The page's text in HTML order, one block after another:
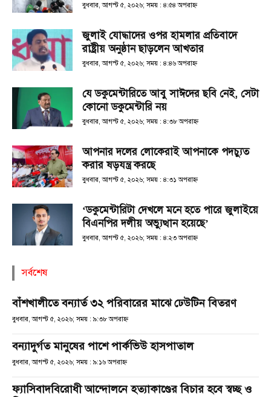
বুধবার, আগস্ট ৫, ২০২৬; সময় : ৪:৫৪ অপরাহ্ণ
জুলাই যোদ্ধাদের ওপর হামলার প্রতিবাদে
রাষ্ট্রীয় অনুষ্ঠান ছাড়লেন আখতার
বুধবার, আগস্ট ৫, ২০২৬; সময় : ৪:৪৬ অপরাহ্ণ
যে ডকুমেন্টারিতে আবু সাঈদের ছবি নেই, সেটা
কোনো ডকুমেন্টারি নয়
বুধবার, আগস্ট ৫, ২০২৬; সময় : ৪:৩৮ অপরাহ্ণ
আপনার দলের লোকেরাই আপনাকে পদচ্যুত
করার ষড়যন্ত্র করছে
বুধবার, আগস্ট ৫, ২০২৬; সময় : ৪:৩১ অপরাহ্ণ
‘ডকুমেন্টারিটা দেখলে মনে হতে পারে জুলাইয়ে
বিএনপির দলীয় অভ্যুত্থান হয়েছে’
বুধবার, আগস্ট ৫, ২০২৬; সময় : ৪:২৩ অপরাহ্ণ
সর্বশেষ
বাঁশখালীতে বন্যার্ত ৩২ পরিবারের মাঝে ঢেউটিন বিতরণ
বুধবার, আগস্ট ৫, ২০২৬; সময় : ৯:৩৮ অপরাহ্ণ
বন্যাদুর্গত মানুষের পাশে পার্কভিউ হাসপাতাল
বুধবার, আগস্ট ৫, ২০২৬; সময় : ৯:১৬ অপরাহ্ণ
ফ্যাসিবাদবিরোধী আন্দোলনে হত্যাকাণ্ডের বিচার হবে স্বচ্ছ ও